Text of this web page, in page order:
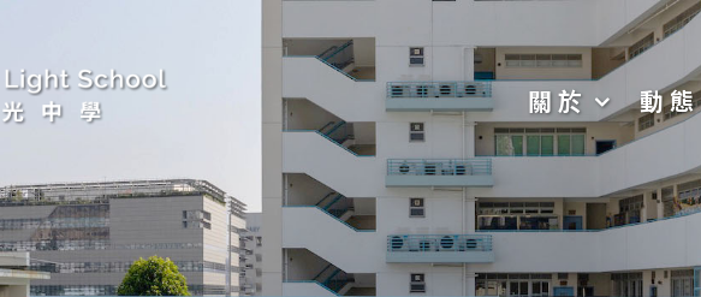
關於 動態